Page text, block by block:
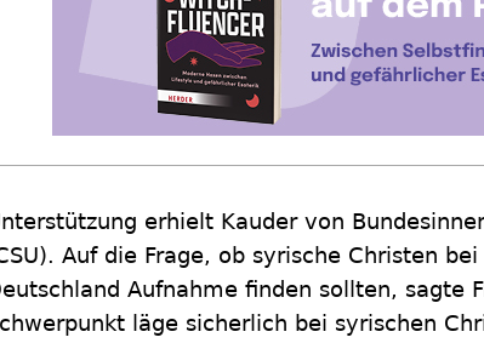
erhielt Kauder von
Auf die Frage, ob syrische Christen
Aufnahme finden sollten, sagte
läge sicherlich bei syrischen